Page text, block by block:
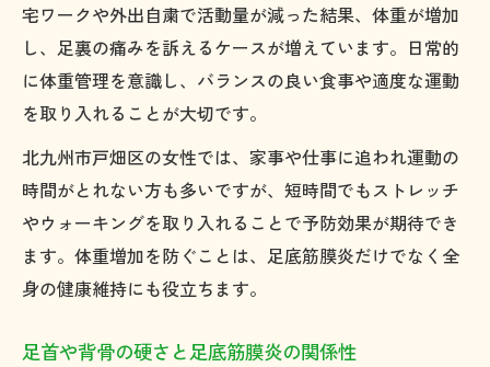
宅ワークや外出自粛で活動量が減った結果、体重が増加
し、足裏の痛みを訴えるケースが増えています。日常的
に体重管理を意識し、バランスの良い食事や適度な運動
を取り入れることが大切です。
北九州市戸畑区の女性では、家事や仕事に追われ運動の
時間がとれない方も多いですが、短時間でもストレッチ
やウォーキングを取り入れることで予防効果が期待でき
ます。体重増加を防ぐことは、足底筋膜炎だけでなく全
身の健康維持にも役立ちます。
足首や背骨の硬さと足底筋膜炎の関係性